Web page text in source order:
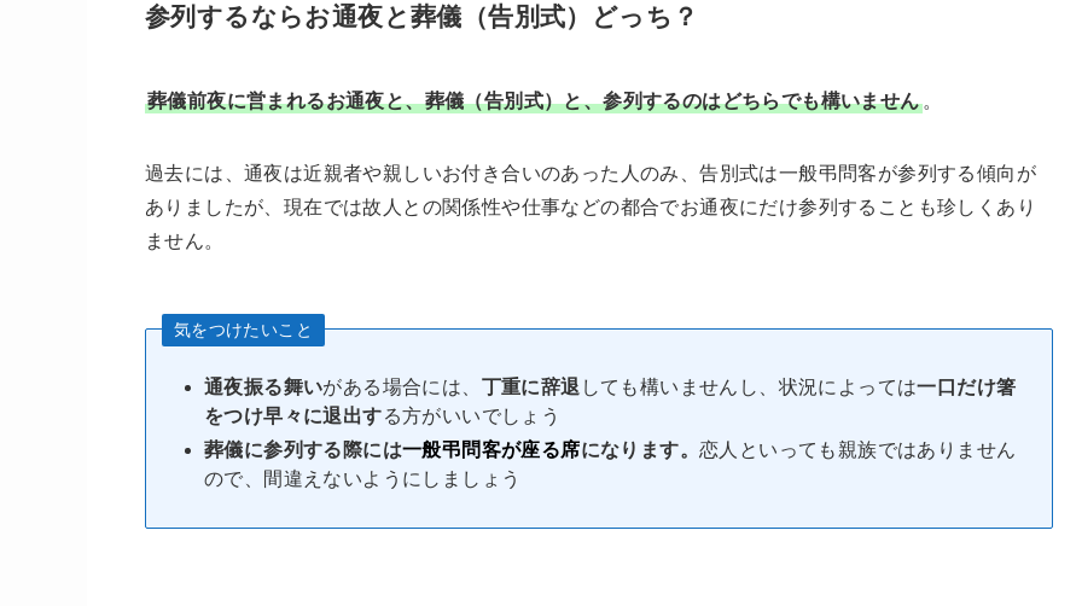
参列するならお通夜と葬儀（告別式）どっち？
葬儀前夜に営まれるお通夜と、葬儀（告別式）と、参列するのはどちらでも構いません。
過去には、通夜は近親者や親しいお付き合いのあった人のみ、告別式は一般弔問客が参列する傾向が
ありましたが、現在では故人との関係性や仕事などの都合でお通夜にだけ参列することも珍しくあり
ません。
気をつけたいこと
通夜振る舞いがある場合には、 丁重に辞退 しても構いませんし、状況によっては一口だけ箸
をつけ早々に退出する方がいいでしょう
葬儀に参列する際には一般弔問客が座る席になります。恋人といっても親族ではありません
ので、間違えないようにしましょう